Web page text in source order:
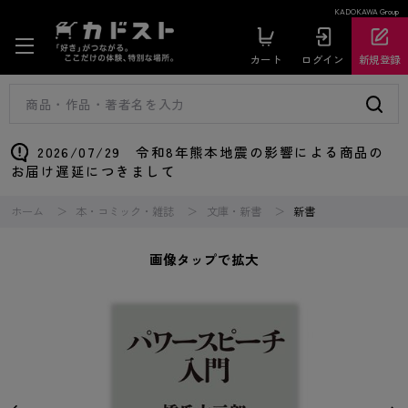
KADOKAWA Group
カート ログイン 新規登録
2026/07/29 令和8年熊本地震の影響による商品の
お届け遅延につきまして
ホーム 本・コミック・雑誌 文庫・新書 新書
画像タップで拡大